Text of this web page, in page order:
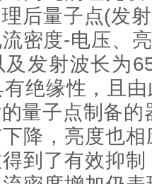
后量子点(发
密度-电压、
发射波长为
绝缘性，且
量子点制备
降，亮度也
到了有效抑